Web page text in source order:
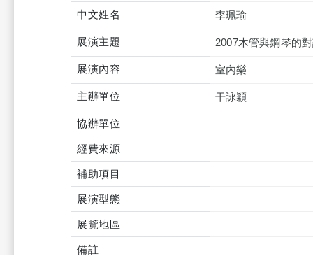
中文姓名 李珮瑜
展演主題 2007木管與鋼琴的
展演內容 室內樂
主辦單位 干詠穎
協辦單位
經費來源
補助項目
展演型態
展覽地區
備註